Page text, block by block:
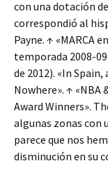
con una dotación
correspondió al
Payne. ↑ «MARCA
temporada 2008-
de 2012). «In
Nowhere». ↑ «NBA
Award Winners».
algunas zonas con
parece que nos
disminución en su